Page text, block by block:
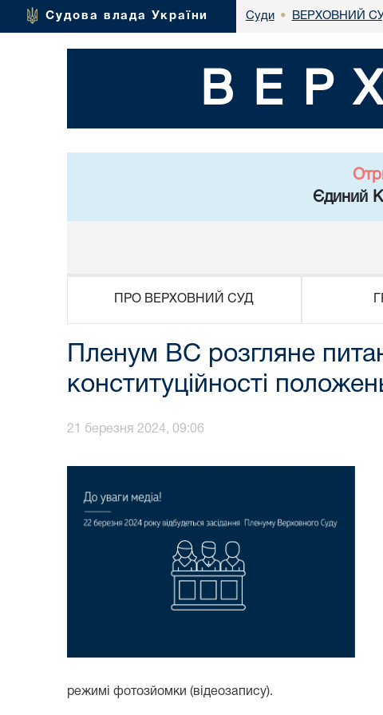
Судова влада України Суди • ВЕРХОВНИЙ
Єдиний
ПРО ВЕРХОВНИЙ СУД
Пленум ВС розгляне
конституційності
21 березня 2024, 09:06
режимі фотозйомки (відеозапису).